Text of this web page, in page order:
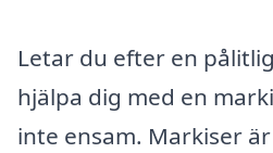
Letar du efter en
hjälpa dig med en
inte ensam. Markiser